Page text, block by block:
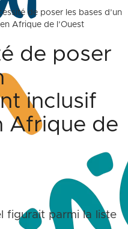
de poser les bases d’un
Afrique de l’Ouest
de poser
inclusif
Afrique de
figurait parmi la liste